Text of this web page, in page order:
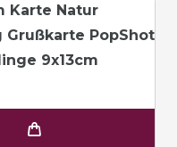
Karte Natur
Grußkarte PopShot
9x13cm